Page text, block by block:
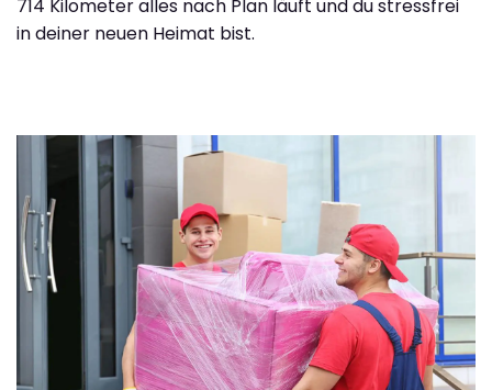
714 Kilometer alles nach Plan läuft und du stressfrei
in deiner neuen Heimat bist.